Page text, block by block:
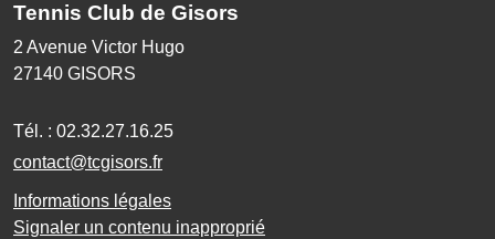
Tennis Club de Gisors
2 Avenue Victor Hugo
27140 GISORS
Tél. : 02.32.27.16.25
contact@tcgisors.fr
Informations légales
Signaler un contenu inapproprié